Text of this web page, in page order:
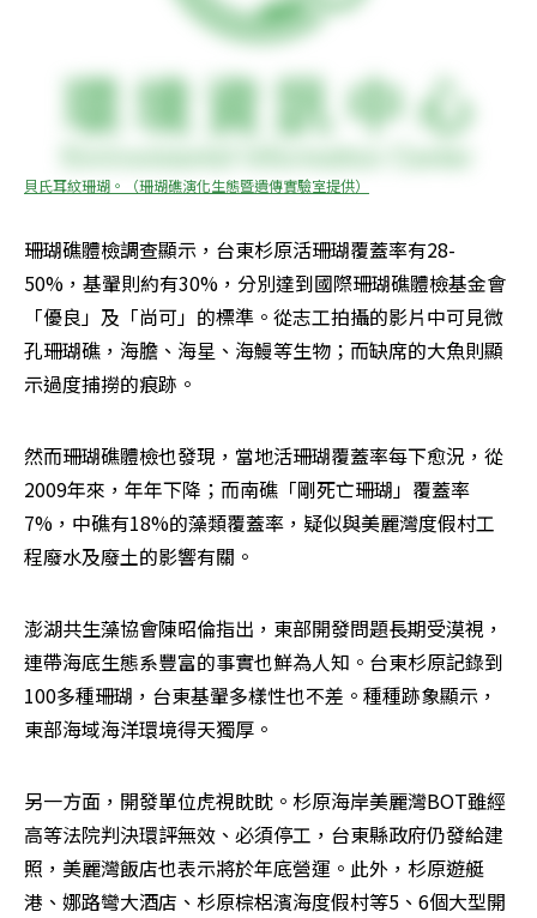
貝氏耳紋珊瑚。（珊瑚礁演化生態暨遺傳實驗室提供）
珊瑚礁體檢調查顯示，台東杉原活珊瑚覆蓋率有28-
50%，基翬則約有30%，分別達到國際珊瑚礁體檢基金會
「優良」及「尚可」的標準。從志工拍攝的影片中可見微
孔珊瑚礁，海膽、海星、海鰻等生物；而缺席的大魚則顯
示過度捕撈的痕跡。
然而珊瑚礁體檢也發現，當地活珊瑚覆蓋率每下愈況，從
2009年來，年年下降；而南礁「剛死亡珊瑚」覆蓋率
7%，中礁有18%的藻類覆蓋率，疑似與美麗灣度假村工
程廢水及廢土的影響有關。
澎湖共生藻協會陳昭倫指出，東部開發問題長期受漠視，
連帶海底生態系豐富的事實也鮮為人知。台東杉原記錄到
100多種珊瑚，台東基翬多樣性也不差。種種跡象顯示，
東部海域海洋環境得天獨厚。
另一方面，開發單位虎視眈眈。杉原海岸美麗灣BOT雖經
高等法院判決環評無效、必須停工，台東縣政府仍發給建
照，美麗灣飯店也表示將於年底營運。此外，杉原遊艇
港、娜路彎大酒店、杉原棕梠濱海度假村等5、6個大型開